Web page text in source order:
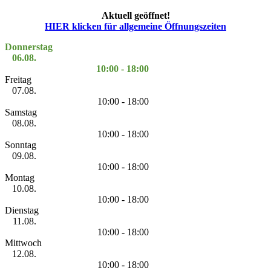
Aktuell geöffnet!
HIER klicken für allgemeine Öffnungszeiten
Donnerstag
06.08.
10:00 - 18:00
Freitag
07.08.
10:00 - 18:00
Samstag
08.08.
10:00 - 18:00
Sonntag
09.08.
10:00 - 18:00
Montag
10.08.
10:00 - 18:00
Dienstag
11.08.
10:00 - 18:00
Mittwoch
12.08.
10:00 - 18:00